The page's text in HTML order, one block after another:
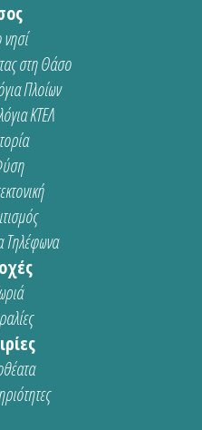
νησί
στη Θάσο
Πλοίων
ΚΤΕΛ
Τηλέφωνα